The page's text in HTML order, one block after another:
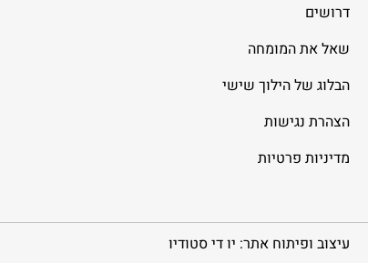
דרושים
שאל את המומחה
הבלוג של הילוך שישי
הצהרת נגישות
מדיניות פרטיות
עיצוב ופיתוח אתר: יו די סטודיו